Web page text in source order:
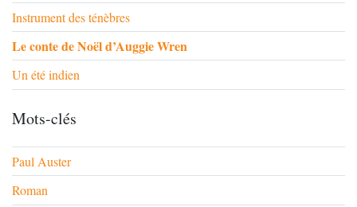
Instrument des ténèbres
Le conte de Noël d’Auggie Wren
Un été indien
Mots-clés
Paul Auster
Roman